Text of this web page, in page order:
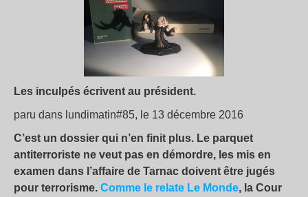
Les inculpés écrivent au président.
paru dans lundimatin#85, le 13 décembre 2016
C’est un dossier qui n’en finit plus. Le parquet
antiterroriste ne veut pas en démordre, les mis en
examen dans l’affaire de Tarnac doivent être jugés
pour terrorisme. Comme le relate Le Monde, la Cour